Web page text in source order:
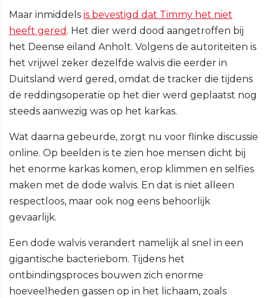
Maar inmiddels is bevestigd dat Timmy het niet
heeft gered . Het dier werd dood aangetroffen bij
het Deense eiland Anholt. Volgens de autoriteiten is
het vrijwel zeker dezelfde walvis die eerder in
Duitsland werd gered, omdat de tracker die tijdens
de reddingsoperatie op het dier werd geplaatst nog
steeds aanwezig was op het karkas.
Wat daarna gebeurde, zorgt nu voor flinke discussie
online. Op beelden is te zien hoe mensen dicht bij
het enorme karkas komen, erop klimmen en selfies
maken met de dode walvis. En dat is niet alleen
respectloos, maar ook nog eens behoorlijk
gevaarlijk.
Een dode walvis verandert namelijk al snel in een
gigantische bacteriebom. Tijdens het
ontbindingsproces bouwen zich enorme
hoeveelheden gassen op in het lichaam, zoals